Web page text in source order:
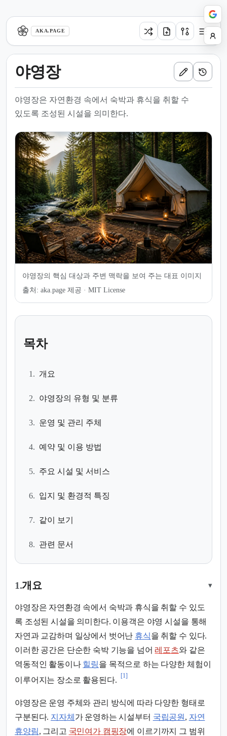
AKA.PAGE
야영장
야영장은 자연환경 속에서 숙박과 휴식을 취할 수
있도록 조성된 시설을 의미한다.
야영장의 핵심 대상과 주변 맥락을 보여 주는 대표 이미지
출처: aka.page 제공 · MIT License
목차
1. 개요
2. 야영장의 유형 및 분류
3. 운영 및 관리 주체
4. 예약 및 이용 방법
5. 주요 시설 및 서비스
6. 입지 및 환경적 특징
7. 같이 보기
8. 관련 문서
1.개요 ▾
야영장은 자연환경 속에서 숙박과 휴식을 취할 수 있도
록 조성된 시설을 의미한다. 이용객은 야영 시설을 통해
자연과 교감하며 일상에서 벗어난 휴식을 취할 수 있다.
이러한 공간은 단순한 숙박 기능을 넘어 레포츠와 같은
역동적인 활동이나 힐링을 목적으로 하는 다양한 체험이
이루어지는 장소로 활용된다.
[1]
야영장은 운영 주체와 관리 방식에 따라 다양한 형태로
구분된다. 지자체 가 운영하는 시설부터 국립공원 , 자연
휴양림, 그리고 국민여가 캠핑장에 이르기까지 그 범위